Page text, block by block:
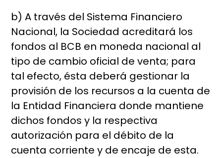
b) A través del Sistema Financiero
Nacional, la Sociedad acreditará los
fondos al BCB en moneda nacional al
tipo de cambio oficial de venta; para
tal efecto, ésta deberá gestionar la
provisión de los recursos a la cuenta de
la Entidad Financiera donde mantiene
dichos fondos y la respectiva
autorización para el débito de la
cuenta corriente y de encaje de esta.